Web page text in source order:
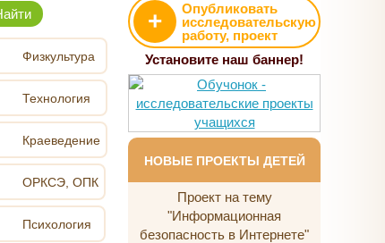
Физкультура
Технология
Краеведение
ОРКСЭ, ОПК
Психология
+
Опубликовать
исследовательскую
работу, проект
Установите наш баннер!
НОВЫЕ ПРОЕКТЫ ДЕТЕЙ
Проект на тему
"Информационная
безопасность в Интернете"